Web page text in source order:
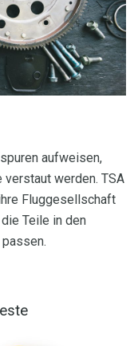
aufweisen,
verstaut werden. TSA
Fluggesellschaft
Teile in den